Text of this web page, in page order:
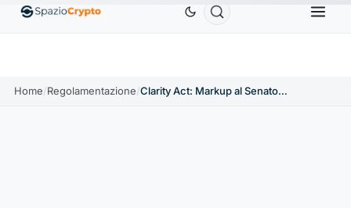
EthereumETH1.880,58 USD TetherUSDT ↑0.00%
Home/Regolamentazione/ Clarity Act: Markup al Senato il 14 Maggio, Cosa Cambia